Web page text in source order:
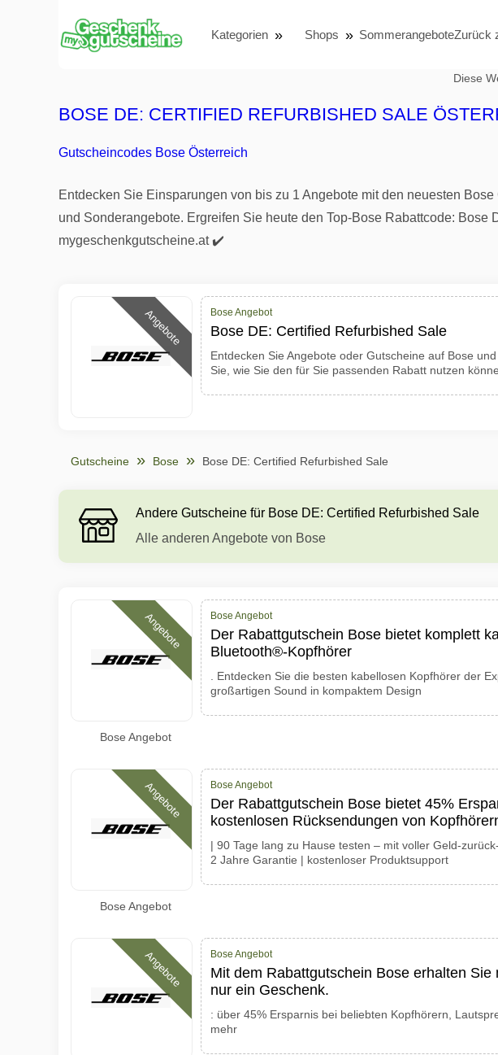
Kategorien Shops SommerangeboteZurück
Diese
BOSE DE: CERTIFIED REFURBISHED SALE
Gutscheincodes Bose Österreich
Entdecken Sie Einsparungen von bis zu 1 Angebote mit den neuesten
und Sonderangebote. Ergreifen Sie heute den Top-Bose Rabattcode:
mygeschenkgutscheine.at ✔️
Angebote Bose Angebot
Bose DE: Certified Refurbished Sale
Entdecken Sie Angebote oder Gutscheine auf Bose
Sie, wie Sie den für Sie passenden Rabatt nutzen
Gutscheine Bose Bose DE: Certified Refurbished Sale
Andere Gutscheine für Bose DE: Certified Refurbished Sale
Alle anderen Angebote von Bose
Angebote
Bose Angebot
Bose Angebot
Der Rabattgutschein Bose bietet komplett
Bluetooth®-Kopfhörer
. Entdecken Sie die besten kabellosen Kopfhörer der
großartigen Sound in kompaktem Design
Angebote
Bose Angebot
Bose Angebot
Der Rabattgutschein Bose bietet 45%
kostenlosen Rücksendungen von
| 90 Tage lang zu Hause testen – mit voller Geld-
2 Jahre Garantie | kostenloser Produktsupport
Angebote Bose Angebot
Mit dem Rabattgutschein Bose erhalten Sie
nur ein Geschenk.
: über 45% Ersparnis bei beliebten Kopfhörern,
mehr